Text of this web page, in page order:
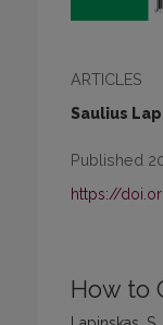
ARTICLES
Saulius
Published
https://
How to